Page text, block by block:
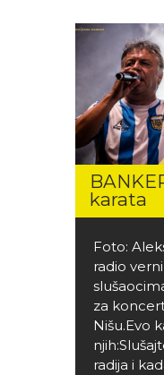
karata
Foto:
radio
za
Nišu.Evo
radija i